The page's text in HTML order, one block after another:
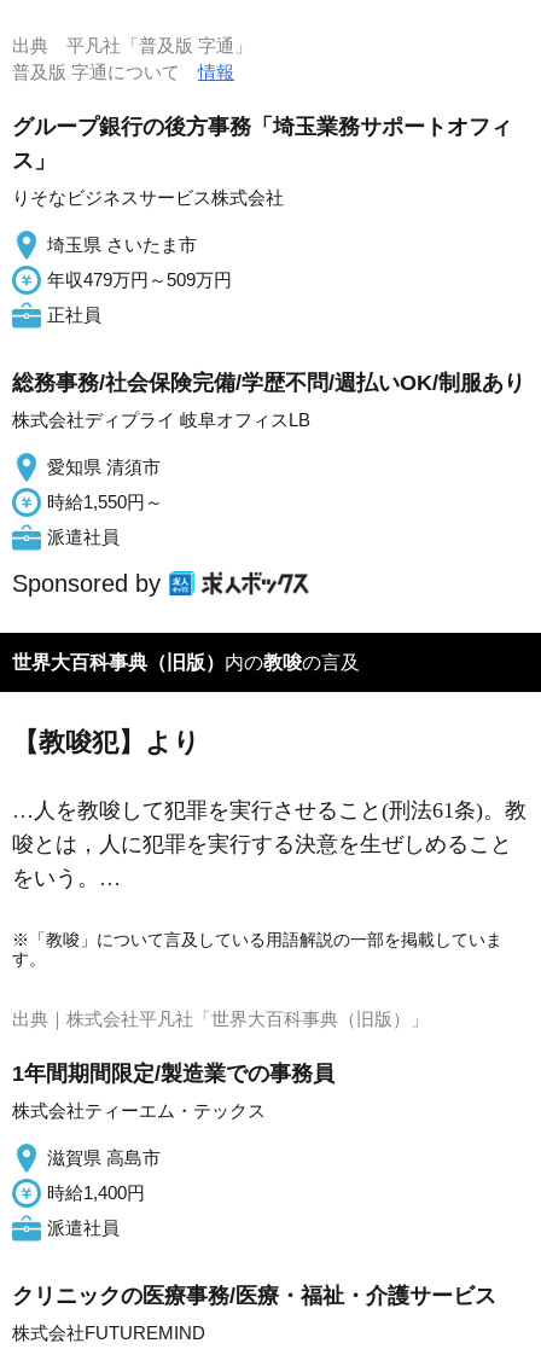
出典 平凡社「普及版 字通」
普及版 字通について情報
グループ銀行の後方事務「埼玉業務サポートオフィ
ス」
りそなビジネスサービス株式会社
埼玉県 さいたま市
年収479万円～509万円
正社員
総務事務/社会保険完備/学歴不問/週払いOK/制服あり
株式会社ディプライ 岐阜オフィスLB
愛知県 清須市
時給1,550円～
派遣社員
Sponsored by
世界大百科事典（旧版） 内の教唆の言及
【教唆犯】より
…人を教唆して犯罪を実行させること(刑法61条)。教
唆とは，人に犯罪を実行する決意を生ぜしめること
をいう。…
※「教唆」について言及している用語解説の一部を掲載していま
す。
出典｜ 株式会社平凡社「世界大百科事典（旧版）」
1年間期間限定/製造業での事務員
株式会社ティーエム・テックス
滋賀県 高島市
時給1,400円
派遣社員
クリニックの医療事務/医療・福祉・介護サービス
株式会社FUTUREMIND